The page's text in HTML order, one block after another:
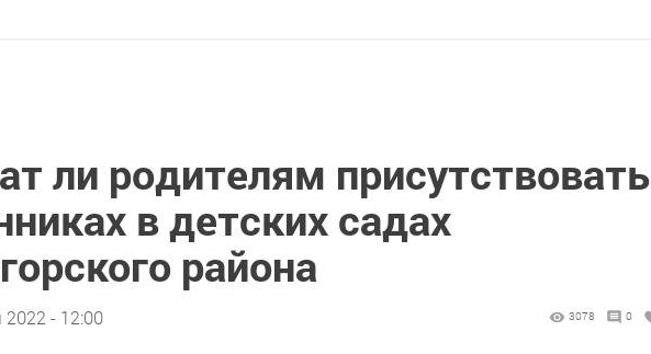
ли родителям присутствовать
в детских садах
района
- 12:00 3078 0